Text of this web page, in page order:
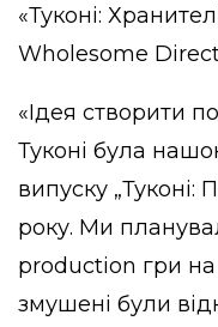
«Туконі:
Wholesome
«Ідея створити
Туконі була
випуску „Туконі:
року. Ми
production гри на
змушені були